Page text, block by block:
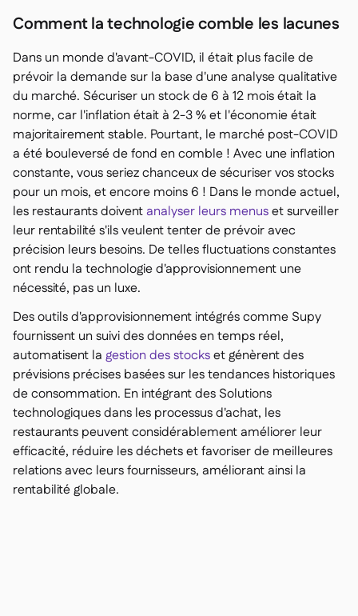
Comment la technologie comble les lacunes
Dans un monde d'avant-COVID, il était plus facile de
prévoir la demande sur la base d'une analyse qualitative
du marché. Sécuriser un stock de 6 à 12 mois était la
norme, car l'inflation était à 2-3 % et l'économie était
majoritairement stable. Pourtant, le marché post-COVID
a été bouleversé de fond en comble ! Avec une inflation
constante, vous seriez chanceux de sécuriser vos stocks
pour un mois, et encore moins 6 ! Dans le monde actuel,
les restaurants doiventanalyser leurs menuset surveiller
leur rentabilité s'ils veulent tenter de prévoir avec
précision leurs besoins. De telles fluctuations constantes
ont rendu la technologie d'approvisionnement une
nécessité, pas un luxe.
Des outils d'approvisionnement intégrés comme Supy
fournissent un suivi des données en temps réel,
automatisent la gestion des stockset génèrent des
prévisions précises basées sur les tendances historiques
de consommation. En intégrant des Solutions
technologiques dans les processus d'achat, les
restaurants peuvent considérablement améliorer leur
efficacité, réduire les déchets et favoriser de meilleures
relations avec leurs fournisseurs, améliorant ainsi la
rentabilité globale.